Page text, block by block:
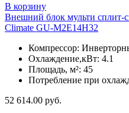
В корзину
Внешний блок мульти сплит-
Climate GU-M2E14H32
Компрессор:
Охлаждение,кВт: 4.1
Площадь, м²: 45
Потребление при
52 614.00 руб.